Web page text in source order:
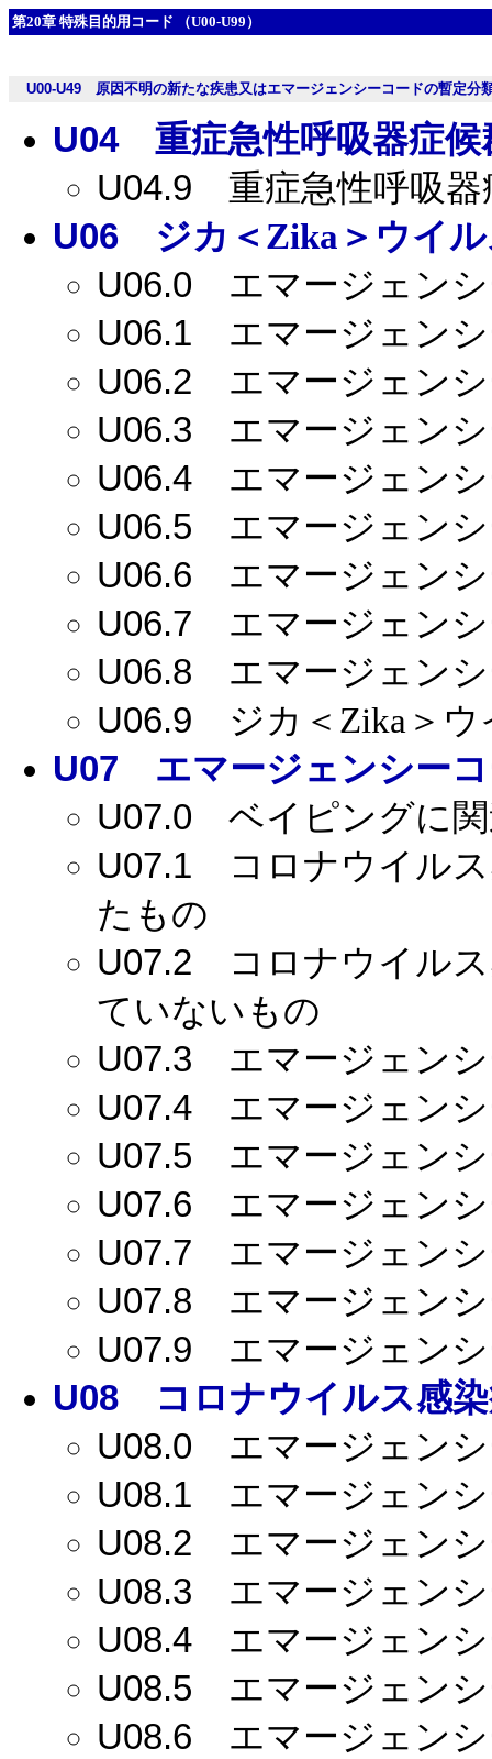
第20章 特殊目的用コード （U00-U99）
U00-U49 原因不明の新たな疾患又はエマージェンシーコードの暫定分
U04重症急性呼吸器症候
U04.9 重症急性呼吸器
U06 ジカ＜Zika＞ウイル
U06.0 エマージェンシ
U06.1 エマージェンシ
U06.2 エマージェンシ
U06.3 エマージェンシ
U06.4 エマージェンシ
U06.5 エマージェンシ
U06.6 エマージェンシ
U06.7 エマージェンシ
U06.8 エマージェンシ
U06.9 ジカ＜Zika＞ウ
U07 エマージェンシーコ
U07.0 ベイピングに関
U07.1 コロナウイルス
たもの
U07.2 コロナウイルス
ていないもの
U07.3 エマージェンシ
U07.4 エマージェンシ
U07.5 エマージェンシ
U07.6 エマージェンシ
U07.7 エマージェンシ
U07.8 エマージェンシ
U07.9 エマージェンシ
U08 コロナウイルス感染
U08.0 エマージェンシ
U08.1 エマージェンシ
U08.2 エマージェンシ
U08.3 エマージェンシ
U08.4 エマージェンシ
U08.5 エマージェンシ
U08.6 エマージェンシ